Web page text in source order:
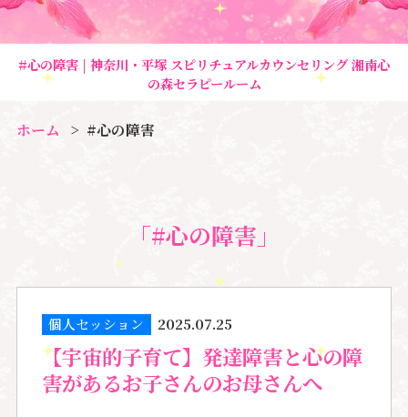
#心の障害 | 神奈川・平塚 スピリチュアルカウンセリング 湘南心
の森セラピールーム
ホーム #心の障害
「#心の障害」
個人セッション 2025.07.25
【宇宙的子育て】発達障害と心の障
害があるお子さんのお母さんへ